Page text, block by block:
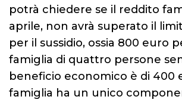
potrà chiedere se il reddito
aprile, non avrà superato il
per il sussidio, ossia 800 euro
famiglia di quattro persone
beneficio economico è di 400
famiglia ha un unico